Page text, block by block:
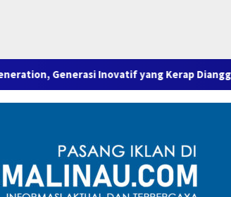
Inovatif yang Kerap Dianggap Rapuh